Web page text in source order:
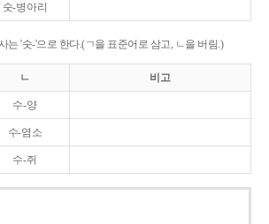
숫-병아리
는 '숫-'으로 한다.(ㄱ을 표준어로 삼고, ㄴ을 버림.)
ㄴ 비고
수-양
수-염소
수-쥐